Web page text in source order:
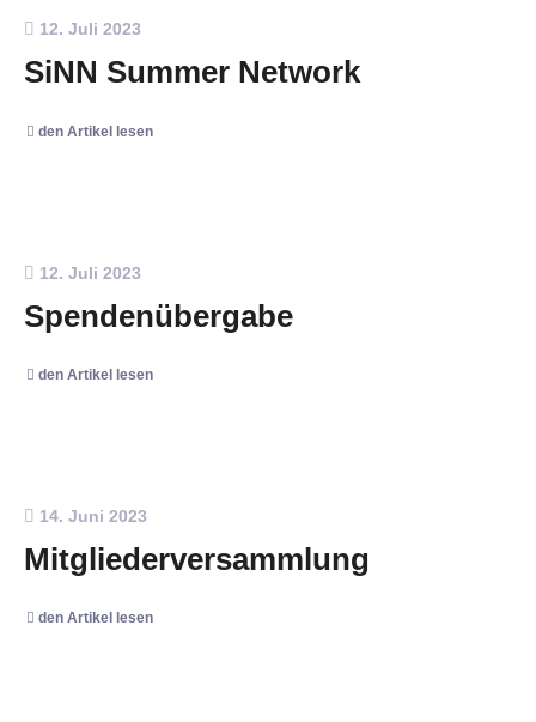
12. Juli 2023
SiNN Summer Network
den Artikel lesen
12. Juli 2023
Spendenübergabe
den Artikel lesen
14. Juni 2023
Mitgliederversammlung
den Artikel lesen